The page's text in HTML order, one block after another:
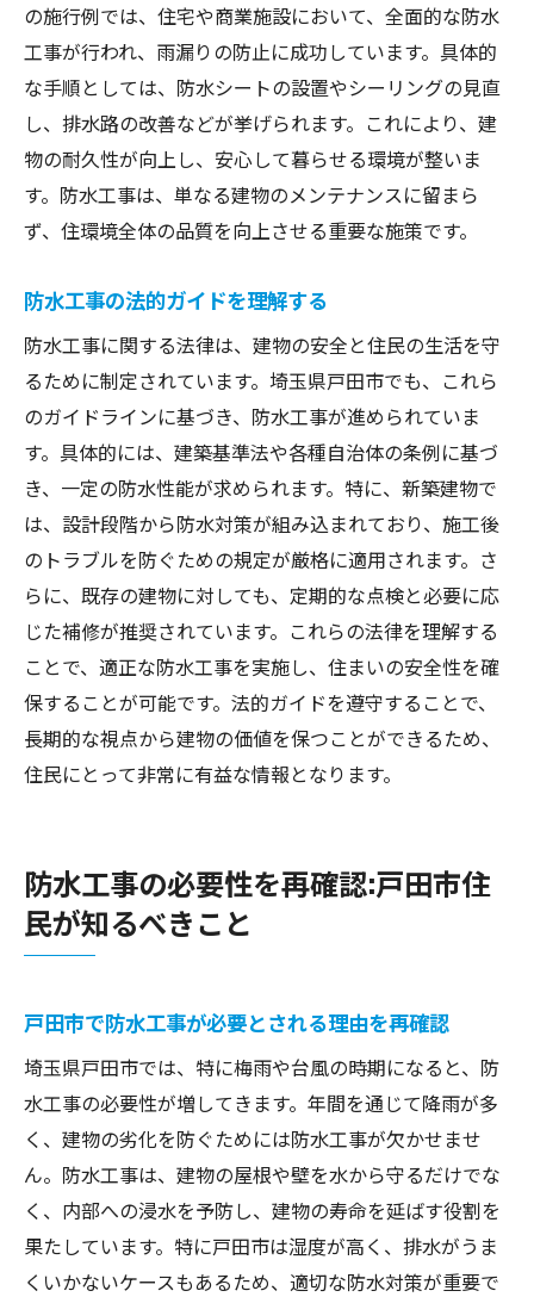
の施行例では、住宅や商業施設において、全面的な防水
工事が行われ、雨漏りの防止に成功しています。具体的
な手順としては、防水シートの設置やシーリングの見直
し、排水路の改善などが挙げられます。これにより、建
物の耐久性が向上し、安心して暮らせる環境が整いま
す。防水工事は、単なる建物のメンテナンスに留まら
ず、住環境全体の品質を向上させる重要な施策です。
防水工事の法的ガイドを理解する
防水工事に関する法律は、建物の安全と住民の生活を守
るために制定されています。埼玉県戸田市でも、これら
のガイドラインに基づき、防水工事が進められていま
す。具体的には、建築基準法や各種自治体の条例に基づ
き、一定の防水性能が求められます。特に、新築建物で
は、設計段階から防水対策が組み込まれており、施工後
のトラブルを防ぐための規定が厳格に適用されます。さ
らに、既存の建物に対しても、定期的な点検と必要に応
じた補修が推奨されています。これらの法律を理解する
ことで、適正な防水工事を実施し、住まいの安全性を確
保することが可能です。法的ガイドを遵守することで、
長期的な視点から建物の価値を保つことができるため、
住民にとって非常に有益な情報となります。
防水工事の必要性を再確認:戸田市住
民が知るべきこと
戸田市で防水工事が必要とされる理由を再確認
埼玉県戸田市では、特に梅雨や台風の時期になると、防
水工事の必要性が増してきます。年間を通じて降雨が多
く、建物の劣化を防ぐためには防水工事が欠かせませ
ん。防水工事は、建物の屋根や壁を水から守るだけでな
く、内部への浸水を予防し、建物の寿命を延ばす役割を
果たしています。特に戸田市は湿度が高く、排水がうま
くいかないケースもあるため、適切な防水対策が重要で